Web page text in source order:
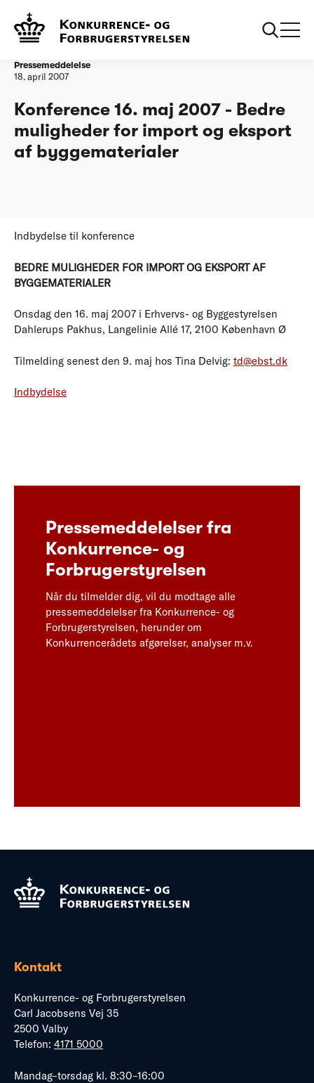
Forside
eksport af byggematerialer
Pressemeddelelse
18. april 2007
Konference 16. maj 2007 - Bedre
muligheder for import og eksport
af byggematerialer
Indbydelse til konference
BEDRE MULIGHEDER FOR IMPORT OG EKSPORT AF
BYGGEMATERIALER
Onsdag den 16. maj 2007 i Erhvervs- og Byggestyrelsen
Dahlerups Pakhus, Langelinie Allé 17, 2100 København Ø
Tilmelding senest den 9. maj hos Tina Delvig: td@ebst.dk
Indbydelse
Pressemeddelelser fra
Konkurrence- og
Forbrugerstyrelsen
Når du tilmelder dig, vil du modtage alle
pressemeddelelser fra Konkurrence- og
Forbrugerstyrelsen, herunder om
Konkurrencerådets afgørelser, analyser m.v.
Kontakt
Konkurrence- og Forbrugerstyrelsen
Carl Jacobsens Vej 35
2500 Valby
Telefon: 4171 5000
Mandag–torsdag kl. 8:30–16:00